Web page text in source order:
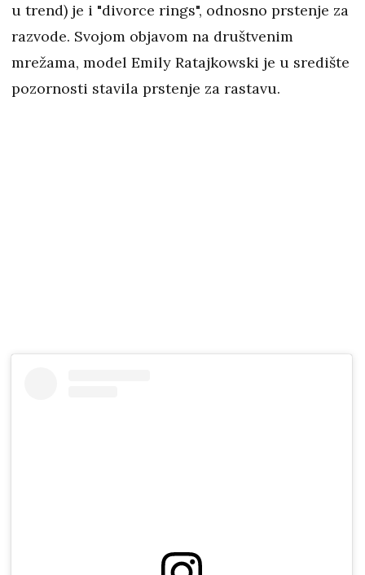
u trend) je i "divorce rings", odnosno prstenje za
razvode. Svojom objavom na društvenim
mrežama, model Emily Ratajkowski je u središte
pozornosti stavila prstenje za rastavu.